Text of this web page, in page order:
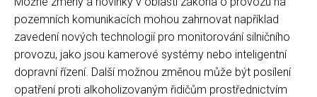
pozemních komunikacích mohou zahrnovat například
zavedení nových technologií pro monitorování silničního
provozu, jako jsou kamerové systémy nebo inteligentní
dopravní řízení. Další možnou změnou může být posílení
opatření proti alkoholizovaným řidičům prostřednictvím